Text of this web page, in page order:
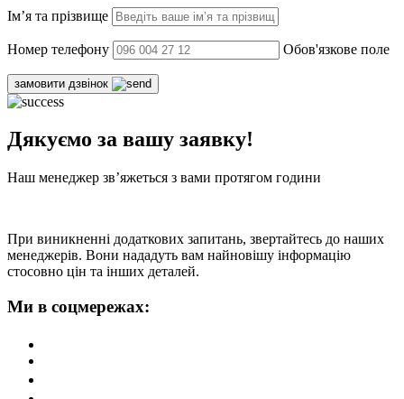
Ім’я та прізвище
Номер телефону Обов'язкове поле
замовити дзвінок
Дякуємо за вашу заявку!
Наш менеджер зв’яжеться з вами протягом години
При виникненні додаткових запитань, звертайтесь до наших
менеджерів. Вони нададуть вам найновішу інформацію
стосовно цін та інших деталей.
Ми в соцмережах: